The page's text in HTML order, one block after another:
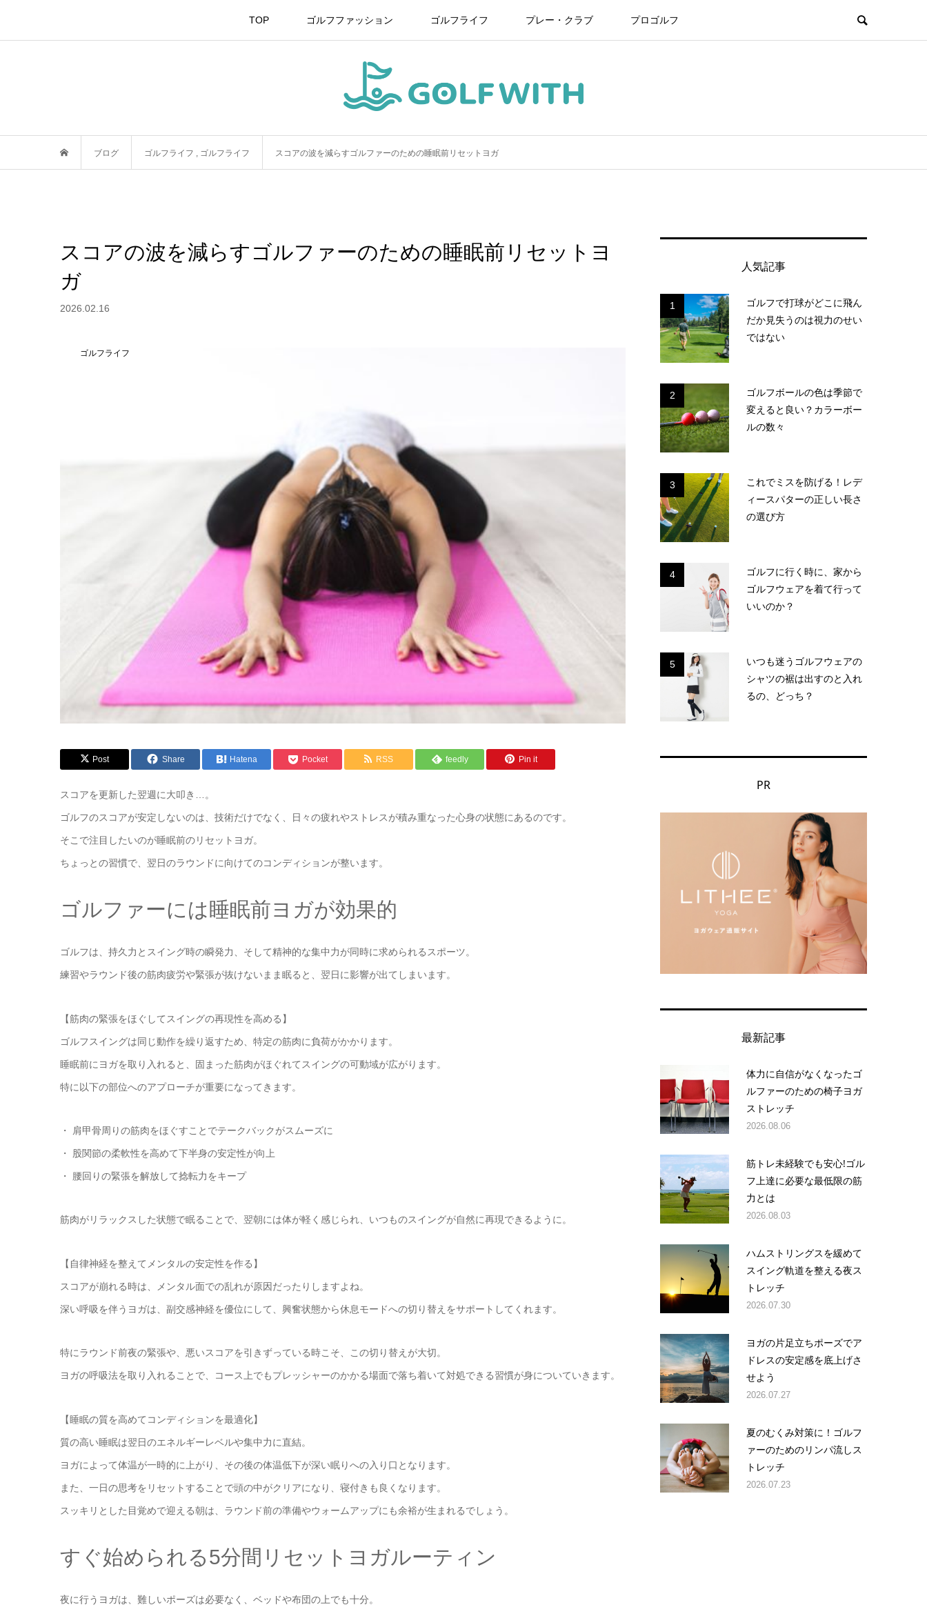
TOP ゴルフファッション ゴルフライフ プレー・クラブ プロゴルフ
ブログ ゴルフライフ ゴルフライフ スコアの波を減らすゴルファーのための睡眠前リセットヨガ
スコアの波を減らすゴルファーのための睡眠前リセットヨ
ガ
2026.02.16
ゴルフライフ
Post Share Hatena Pocket RSS feedly Pin it
スコアを更新した翌週に大叩き…。
ゴルフのスコアが安定しないのは、技術だけでなく、日々の疲れやストレスが積み重なった心身の状態にあるのです。
そこで注目したいのが睡眠前のリセットヨガ。
ちょっとの習慣で、翌日のラウンドに向けてのコンディションが整います。
ゴルファーには睡眠前ヨガが効果的
ゴルフは、持久力とスイング時の瞬発力、そして精神的な集中力が同時に求められるスポーツ。
練習やラウンド後の筋肉疲労や緊張が抜けないまま眠ると、翌日に影響が出てしまいます。
【筋肉の緊張をほぐしてスイングの再現性を高める】
ゴルフスイングは同じ動作を繰り返すため、特定の筋肉に負荷がかかります。
睡眠前にヨガを取り入れると、固まった筋肉がほぐれてスイングの可動域が広がります。
特に以下の部位へのアプローチが重要になってきます。
・ 肩甲骨周りの筋肉をほぐすことでテークバックがスムーズに
・ 股関節の柔軟性を高めて下半身の安定性が向上
・ 腰回りの緊張を解放して捻転力をキープ
筋肉がリラックスした状態で眠ることで、翌朝には体が軽く感じられ、いつものスイングが自然に再現できるように。
【自律神経を整えてメンタルの安定性を作る】
スコアが崩れる時は、メンタル面での乱れが原因だったりしますよね。
深い呼吸を伴うヨガは、副交感神経を優位にして、興奮状態から休息モードへの切り替えをサポートしてくれます。
特にラウンド前夜の緊張や、悪いスコアを引きずっている時こそ、この切り替えが大切。
ヨガの呼吸法を取り入れることで、コース上でもプレッシャーのかかる場面で落ち着いて対処できる習慣が身についていきます。
【睡眠の質を高めてコンディションを最適化】
質の高い睡眠は翌日のエネルギーレベルや集中力に直結。
ヨガによって体温が一時的に上がり、その後の体温低下が深い眠りへの入り口となります。
また、一日の思考をリセットすることで頭の中がクリアになり、寝付きも良くなります。
スッキリとした目覚めで迎える朝は、ラウンド前の準備やウォームアップにも余裕が生まれるでしょう。
すぐ始められる5分間リセットヨガルーティン
夜に行うヨガは、難しいポーズは必要なく、ベッドや布団の上でも十分。
人気記事
1
ゴルフで打球がどこに飛ん
だか見失うのは視力のせい
ではない
2
ゴルフボールの色は季節で
変えると良い？カラーボー
ルの数々
3
これでミスを防げる！レデ
ィースパターの正しい長さ
の選び方
4
ゴルフに行く時に、家から
ゴルフウェアを着て行って
いいのか？
5
いつも迷うゴルフウェアの
シャツの裾は出すのと入れ
るの、どっち？
PR
最新記事
体力に自信がなくなったゴ
ルファーのための椅子ヨガ
ストレッチ
2026.08.06
筋トレ未経験でも安心!ゴル
フ上達に必要な最低限の筋
力とは
2026.08.03
ハムストリングスを緩めて
スイング軌道を整える夜ス
トレッチ
2026.07.30
ヨガの片足立ちポーズでア
ドレスの安定感を底上げさ
せよう
2026.07.27
夏のむくみ対策に！ゴルフ
ァーのためのリンパ流しス
トレッチ
2026.07.23